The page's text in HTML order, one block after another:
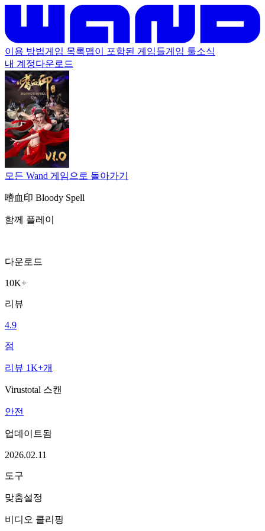
이용 방법게임 목록맵이 포함된 게임들게임 툴소식
내 계정다운로드
모든 Wand 게임으로 돌아가기
嗜血印 Bloody Spell
함께 플레이
다운로드
10K+
리뷰
4.9
점
리뷰 1K+개
Virustotal 스캔
안전
업데이트됨
2026.02.11
도구
맞춤설정
비디오 클리핑